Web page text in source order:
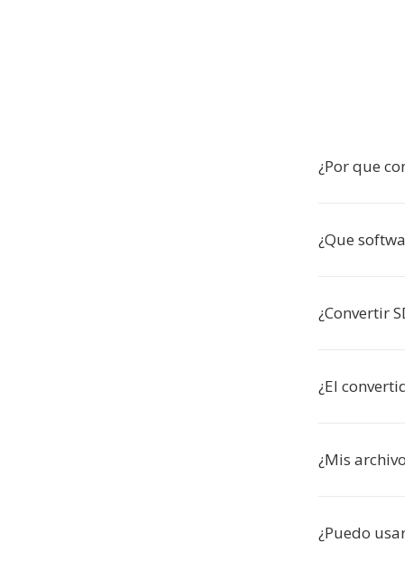
¿Por que
¿Que
¿Convertir
¿El
¿Mis
¿Puedo